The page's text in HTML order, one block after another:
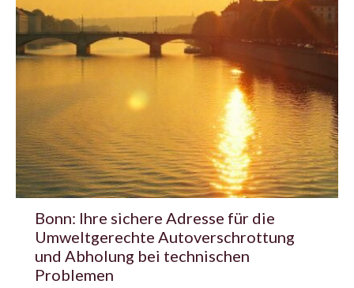
Bonn: Ihre sichere Adresse für die
Umweltgerechte Autoverschrottung
und Abholung bei technischen
Problemen